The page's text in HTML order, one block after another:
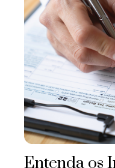
Entenda os